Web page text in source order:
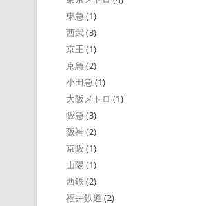
東急 (1)
西武(3)
京王 (1)
京急 (2)
小田急 (1)
大阪メトロ (1)
阪急 (3)
阪神 (2)
京阪 (1)
山陽 (1)
西鉄 (2)
福井鉄道 (2)